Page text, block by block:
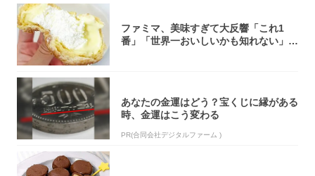
ファミマ、美味すぎて大反響「これ1
番」「世界一おいしいかも知れない」
あなたの金運はどう？宝くじに縁がある
時、金運はこう変わる
PR(合同会社デジタルファーム )